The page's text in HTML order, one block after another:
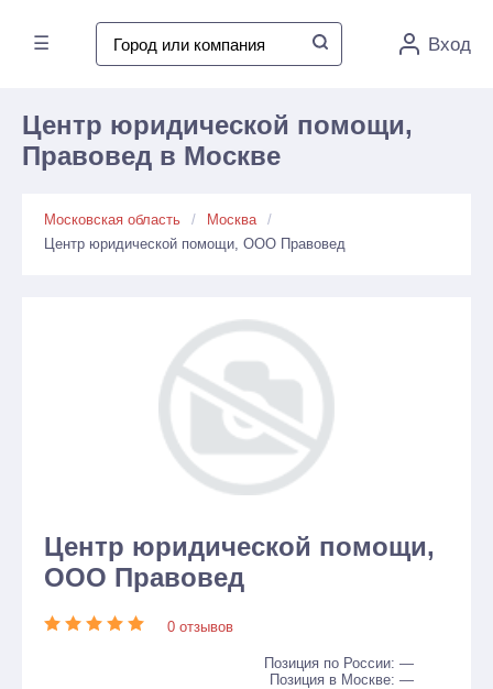
☰ Вход
Центр юридической помощи,
Правовед в Москве
Московская область
Москва
Центр юридической помощи, ООО Правовед
Центр юридической помощи,
ООО Правовед
0 отзывов
Позиция по России: —
Позиция в Москве: —